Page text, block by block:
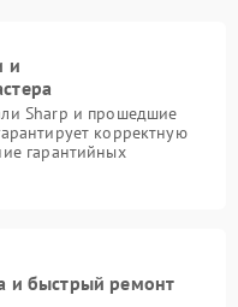
и
Sharp и прошедшие
корректную
гарантийных
и быстрый ремонт